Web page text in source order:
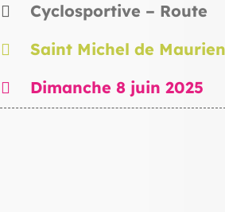
Cyclosportive – Route
Saint Michel de
Dimanche 8 juin 2025